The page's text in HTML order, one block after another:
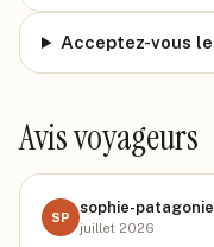
Acceptez-vous
Avis voyageurs
SP
sophie-patagonie
juillet 2026